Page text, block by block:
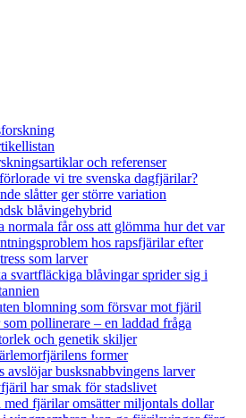
och referenser
vi tre svenska dagfjärilar?
slåtter ger större variation
blåvingehybrid
normala får oss att glömma hur det var
hos rapsfjärilar efter
som larver
svartfläckiga blåvingar sprider sig i
blomning som försvar mot fjäril
pollinerare – en laddad fråga
och genetik skiljer
former
avslöjar busksnabbvingens larver
har smak för stadslivet
med fjärilar omsätter miljontals dollar